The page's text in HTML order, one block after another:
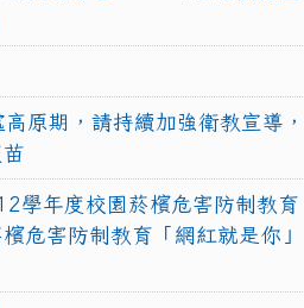
原期，請持續加強衛教宣導，
學年度校園菸檳危害防制教育
危害防制教育「網紅就是你」